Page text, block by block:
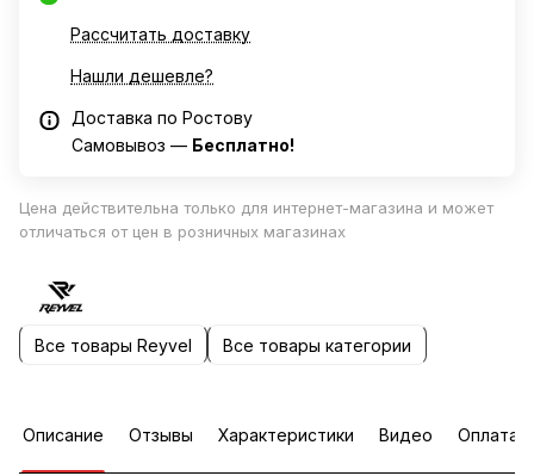
Рассчитать доставку
Нашли дешевле?
Доставка по Ростову
Самовывоз — Бесплатно!
Цена действительна только для интернет-магазина и может
отличаться от цен в розничных магазинах
Все товары Reyvel Все товары категории
Описание Отзывы Характеристики Видео Оплата